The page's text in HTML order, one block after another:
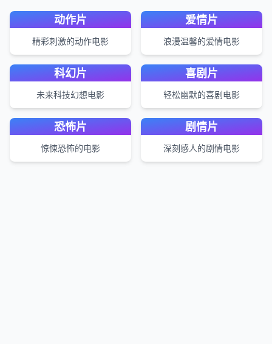
动作片
精彩刺激的动作电影
爱情片
浪漫温馨的爱情电影
科幻片
未来科技幻想电影
喜剧片
轻松幽默的喜剧电影
恐怖片
惊悚恐怖的电影
剧情片
深刻感人的剧情电影